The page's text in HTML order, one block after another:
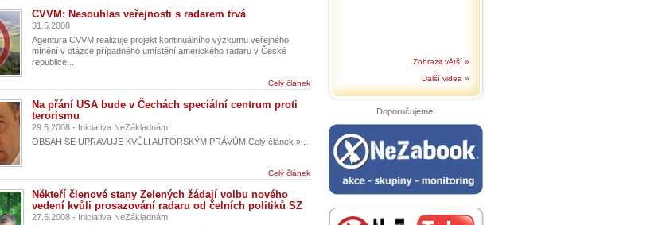
CVVM: Nesouhlas veřejnosti s radarem trvá
31.5.2008
Agentura CVVM realizuje projekt kontinuálního výzkumu veřejného
mínění v otázce případného umístění amerického radaru v České
republice...
Celý článek
Na přání USA bude v Čechách speciální centrum proti
terorismu
29.5.2008 - Iniciativa NeZákladnám
OBSAH SE UPRAVUJE KVŮLI AUTORSKÝM PRÁVŮM Celý článek »...
Celý článek
Někteří členové stany Zelených žádají volbu nového
vedení kvůli prosazování radaru od čelních politiků SZ
27.5.2008 - Iniciativa NeZákladnám
Zobrazit větší »
Další videa »
Doporučujeme: